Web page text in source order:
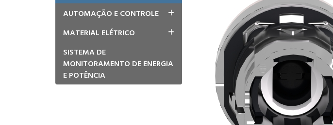
AUTOMAÇÃO E CONTROLE
MATERIAL ELÉTRICO
SISTEMA DE
MONITORAMENTO DE ENERGIA
E POTÊNCIA